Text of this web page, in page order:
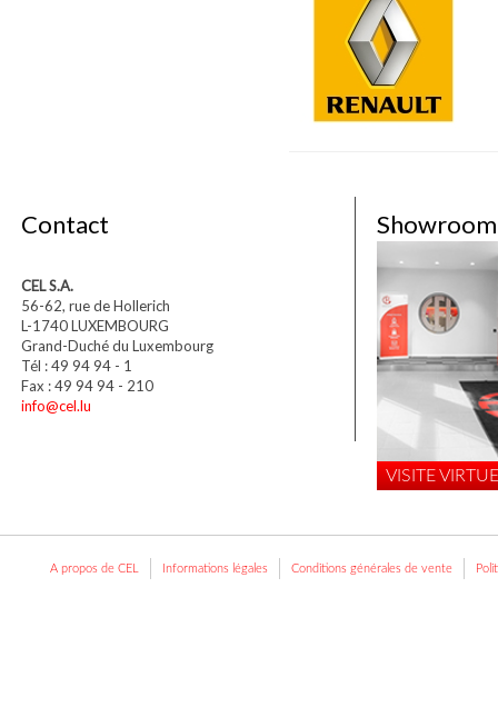
Contact
CEL S.A.
56-62, rue de Hollerich
L-1740 LUXEMBOURG
Grand-Duché du Luxembourg
Tél : 49 94 94 - 1
Fax : 49 94 94 - 210
info@cel.lu
Showroom
VISITE
A propos de CEL Informations légales Conditions générales de vente